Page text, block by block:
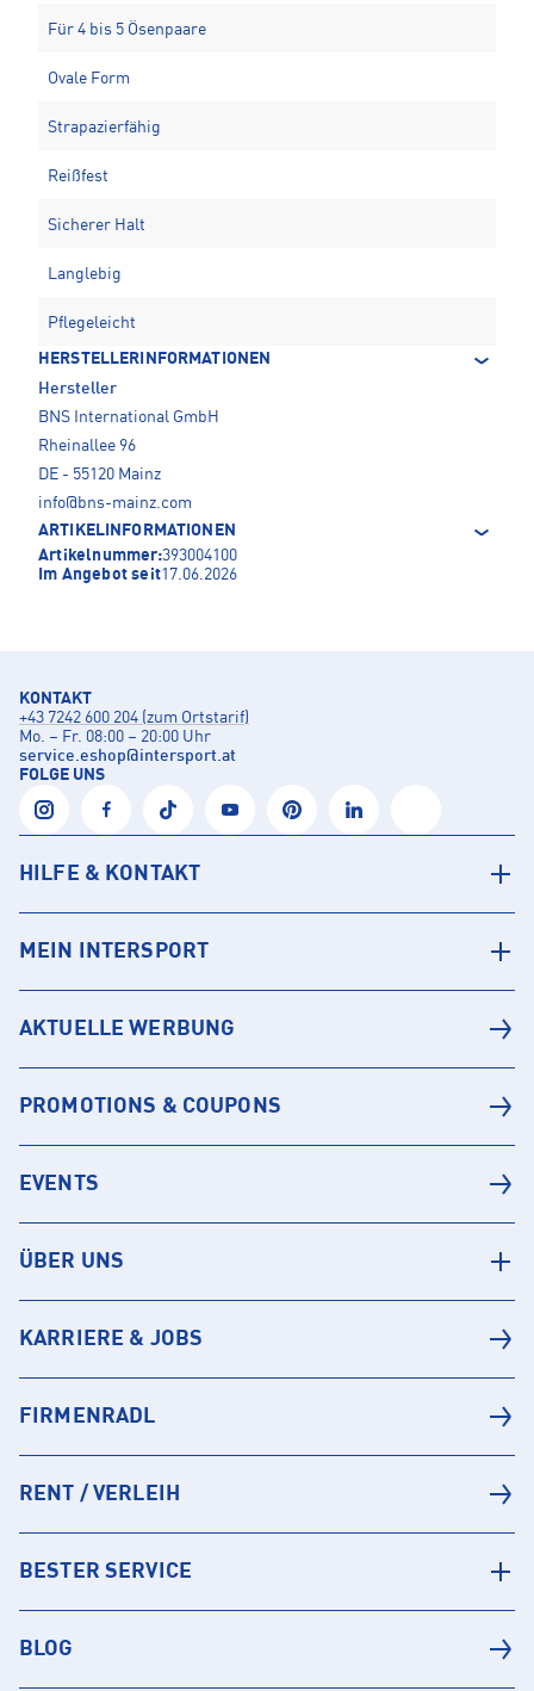
Für 4 bis 5 Ösenpaare
Ovale Form
Strapazierfähig
Reißfest
Sicherer Halt
Langlebig
Pflegeleicht
HERSTELLERINFORMATIONEN
Hersteller
BNS International GmbH
Rheinallee 96
DE - 55120 Mainz
info@bns-mainz.com
ARTIKELINFORMATIONEN
Artikelnummer:393004100
Im Angebot seit17.06.2026
KONTAKT
+43 7242 600 204 (zum Ortstarif)
Mo. – Fr. 08:00 – 20:00 Uhr
service.eshop@intersport.at
FOLGE UNS
HILFE & KONTAKT
MEIN INTERSPORT
AKTUELLE WERBUNG
PROMOTIONS & COUPONS
EVENTS
ÜBER UNS
KARRIERE & JOBS
FIRMENRADL
RENT / VERLEIH
BESTER SERVICE
BLOG